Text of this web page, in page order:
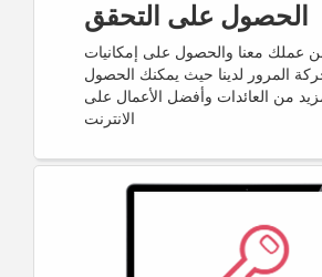
الحصول على التحقق
عملك معنا والحصول على إمكانيات
المرور لدينا حيث يمكنك الحصول
من العائدات وأفضل الأعمال على
الانترنت